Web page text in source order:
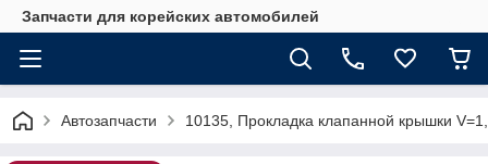
Запчасти для корейских автомобилей
Автозапчасти 10135, Прокладка клапанной крышки